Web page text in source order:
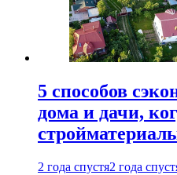
5 способов
дома и дачи,
2 года спустя2 года